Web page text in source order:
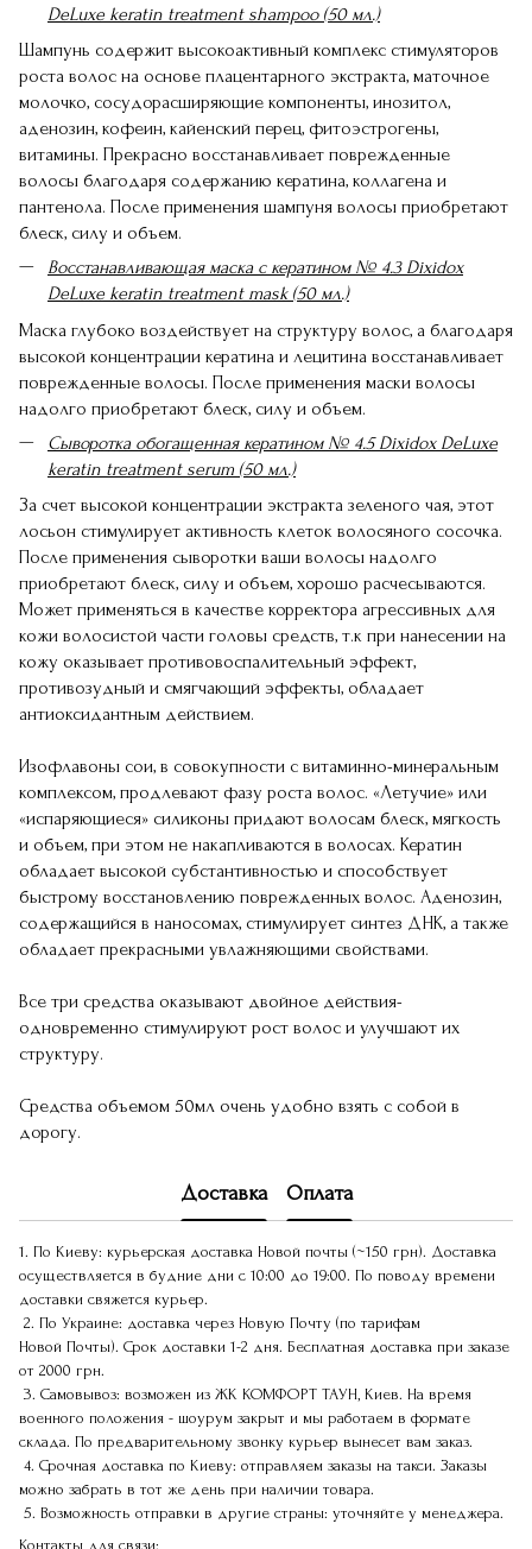
DeLuxe keratin treatment shampoo (50 мл.)
Шампунь содержит высокоактивный комплекс стимуляторов
роста волос на основе плацентарного экстракта, маточное
молочко, сосудорасширяющие компоненты, инозитол,
аденозин, кофеин, кайенский перец, фитоэстрогены,
витамины. Прекрасно восстанавливает поврежденные
волосы благодаря содержанию кератина, коллагена и
пантенола. После применения шампуня волосы приобретают
блеск, силу и объем.
Восстанавливающая маска с кератином № 4.3 Dixidox
DeLuxe keratin treatment mask (50 мл.)
Маска глубоко воздействует на структуру волос, а благодаря
высокой концентрации кератина и лецитина восстанавливает
поврежденные волосы. После применения маски волосы
надолго приобретают блеск, силу и объем.
Сыворотка обогащенная кератином № 4.5 Dixidox DeLuxe
keratin treatment serum (50 мл.)
За счет высокой концентрации экстракта зеленого чая, этот
лосьон стимулирует активность клеток волосяного сосочка.
После применения сыворотки ваши волосы надолго
приобретают блеск, силу и объем, хорошо расчесываются.
Может применяться в качестве корректора агрессивных для
кожи волосистой части головы средств, т.к при нанесении на
кожу оказывает противовоспалительный эффект,
противозудный и смягчающий эффекты, обладает
антиоксидантным действием.
Изофлавоны сои, в совокупности с витаминно-минеральным
комплексом, продлевают фазу роста волос. «Летучие» или
«испаряющиеся» силиконы придают волосам блеск, мягкость
и объем, при этом не накапливаются в волосах. Кератин
обладает высокой субстантивностью и способствует
быстрому восстановлению поврежденных волос. Аденозин,
содержащийся в наносомах, стимулирует синтез ДНК, а также
обладает прекрасными увлажняющими свойствами.
Все три средства оказывают двойное действия-
одновременно стимулируют рост волос и улучшают их
структуру.
Средства объемом 50мл очень удобно взять с собой в
дорогу.
Доставка Оплата
1. По Киеву: курьерская доставка Новой почты (~150 грн). Доставка
осуществляется в будние дни с 10:00 до 19:00. По поводу времени
доставки свяжется курьер.
2. По Украине: доставка через Новую Почту (по тарифам
Новой Почты). Срок доставки 1-2 дня. Бесплатная доставка при заказе
от 2000 грн.
3. Самовывоз: возможен из ЖК КОМФОРТ ТАУН, Киев. На время
военного положения - шоурум закрыт и мы работаем в формате
склада. По предварительному звонку курьер вынесет вам заказ.
4. Срочная доставка по Киеву: отправляем заказы на такси. Заказы
можно забрать в тот же день при наличии товара.
5. Возможность отправки в другие страны: уточняйте у менеджера.
Контакты для связи: